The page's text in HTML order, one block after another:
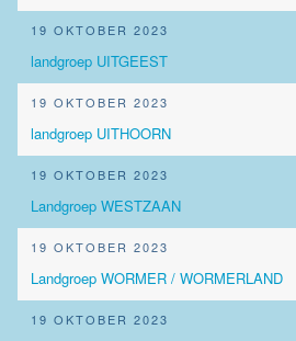
19 OKTOBER 2023
landgroep UITGEEST
19 OKTOBER 2023
landgroep UITHOORN
19 OKTOBER 2023
Landgroep WESTZAAN
19 OKTOBER 2023
Landgroep WORMER / WORMERLAND
19 OKTOBER 2023